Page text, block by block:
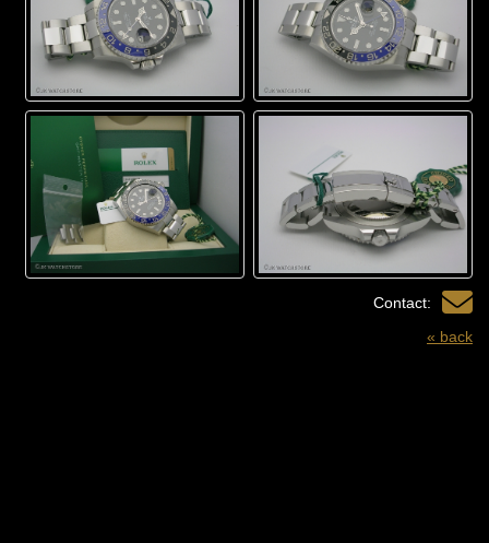
Contact:
« back